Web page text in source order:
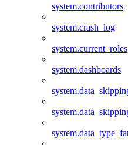
system.contributors
system.crash_log
system.current_roles
system.dashboards